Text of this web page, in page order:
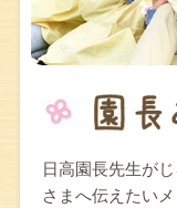
日高園長先生が
さまへ伝えたい